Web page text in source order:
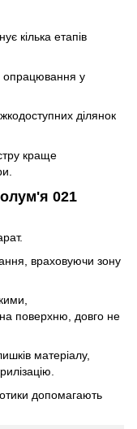
кілька етапів
опрацювання у
ділянок
краще
021
враховуючи зону
поверхню, довго не
матеріалу,
допомагають